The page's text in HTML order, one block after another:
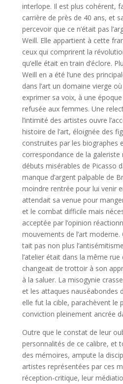
interlope. Il est plus cohérent,
carrière de près de 40 ans, et
percevoir que ce n’était pas
Weill. Elle appartient à cette
ceux qui comprirent la
qu’elle était en train d’éclore.
Weill en a été l’une des
dans l’art un domaine vierge
exprimer sa voix, à une
refusée aux femmes. Une
l’intimité des artistes ouvre
histoire de l’art, éloignée des
construites par les biographes
correspondance de la galeriste
débuts misérables de Picasso
manque d’argent palpable de
moindre rentrée pour lui venir
attendait sa venue pour
et le combat difficile mais
acceptée par l’opinion
mouvements de l’art
tait pas non plus
l’atelier était dans la même
changeait de trottoir à son
à la saluer. La misogynie
et les attaques nauséabondes
elle fut la cible, parachèvent le
conviction pleinement ancrée
Outre que le constat de leur
personnalités de ce calibre, et
des mémoires, ampute la
artistes représentées par ces
réception-critique, leur